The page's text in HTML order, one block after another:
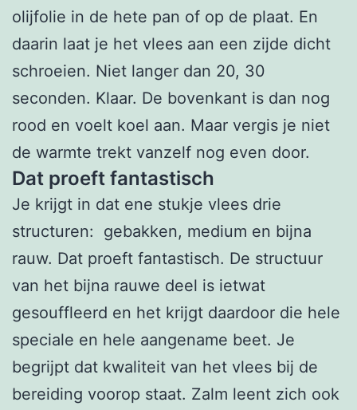
olijfolie in de hete pan of op de plaat. En
daarin laat je het vlees aan een zijde dicht
schroeien. Niet langer dan 20, 30
seconden. Klaar. De bovenkant is dan nog
rood en voelt koel aan. Maar vergis je niet
de warmte trekt vanzelf nog even door.
Dat proeft fantastisch
Je krijgt in dat ene stukje vlees drie
structuren: gebakken, medium en bijna
rauw. Dat proeft fantastisch. De structuur
van het bijna rauwe deel is ietwat
gesouffleerd en het krijgt daardoor die hele
speciale en hele aangename beet. Je
begrijpt dat kwaliteit van het vlees bij de
bereiding voorop staat. Zalm leent zich ook